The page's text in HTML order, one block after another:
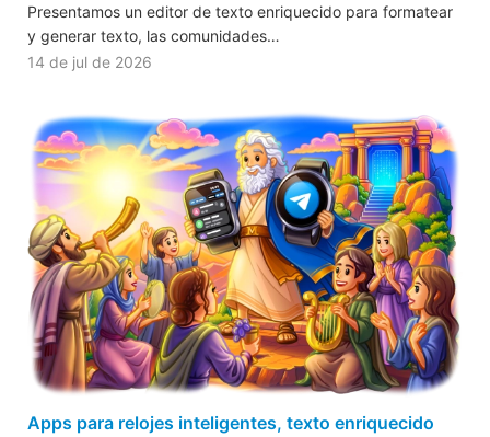
Presentamos un editor de texto enriquecido para formatear
y generar texto, las comunidades…
14 de jul de 2026
Apps para relojes inteligentes, texto enriquecido